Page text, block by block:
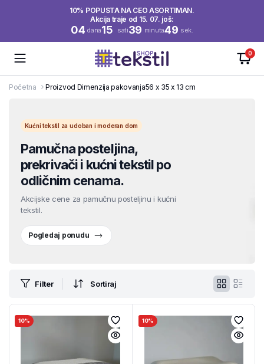
10% POPUSTA NA CEO ASORTIMAN.
Akcija traje od 15. 07. još:
04 dana15 sati39 minuta49 sek.
0
Početna Proizvod Dimenzija pakovanja56 x 35 x 13 cm
Kućni tekstil za udoban i moderan dom
Pamučna posteljina,
prekrivači i kućni tekstil po
odličnim cenama.
Akcijske cene za pamučnu posteljinu i kućni
tekstil.
Pogledaj ponudu
Filter Sortiraj
10% 10%